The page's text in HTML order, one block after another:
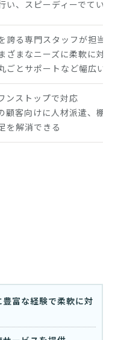
い、スピーディーでてい
誇る専門スタッフが担当
ざまなニーズに柔軟に対応
ごとサポートなど幅広い
ンストップで対応
顧客向けに人材派遣、棚
を解消できる
富な経験で柔軟に対